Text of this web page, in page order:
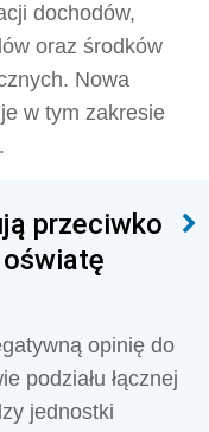
dochodów,
oraz środków
Nowa
w tym zakresie
przeciwko
opinię do
podziału łącznej
jednostki